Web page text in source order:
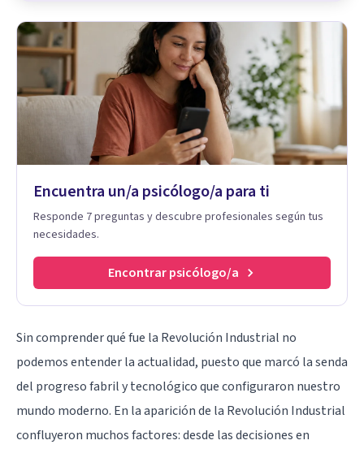
Encuentra un/a psicólogo/a para ti
Responde 7 preguntas y descubre profesionales según tus
necesidades.
Encontrar psicólogo/a
Sin comprender qué fue la Revolución Industrial no
podemos entender la actualidad, puesto que marcó la senda
del progreso fabril y tecnológico que configuraron nuestro
mundo moderno. En la aparición de la Revolución Industrial
confluyeron muchos factores: desde las decisiones en